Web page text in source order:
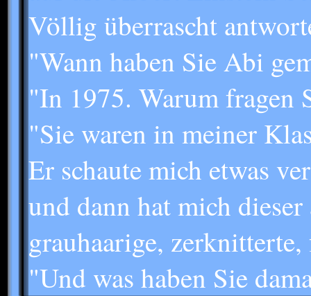
Völlig überrascht
"Wann haben Sie Abi
"In 1975. Warum fragen
"Sie waren in meiner
Er schaute mich etwas
und dann hat mich
grauhaarige,
"Und was haben Sie